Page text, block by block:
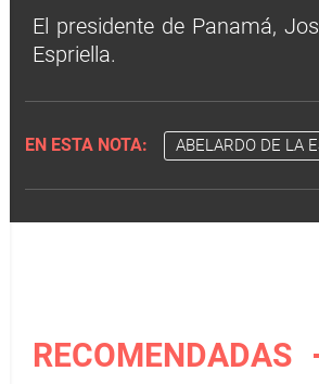
El presidente de Panamá,
Espriella.
EN ESTA NOTA: ABELARDO DE LA
RECOMENDADAS